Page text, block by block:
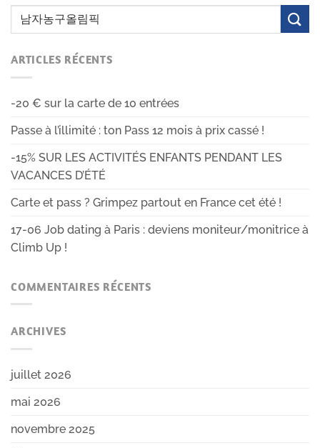
ARTICLES RÉCENTS
-20 € sur la carte de 10 entrées
Passe à l’illimité : ton Pass 12 mois à prix cassé !
-15% SUR LES ACTIVITÉS ENFANTS PENDANT LES
VACANCES D’ÉTÉ
Carte et pass ? Grimpez partout en France cet été !
17-06 Job dating à Paris : deviens moniteur/monitrice à
Climb Up !
COMMENTAIRES RÉCENTS
ARCHIVES
juillet 2026
mai 2026
novembre 2025